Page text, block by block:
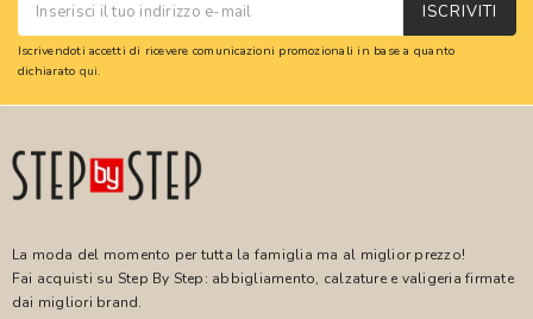
ISCRIVITI
Iscrivendoti accetti di ricevere comunicazioni promozionali in base a quanto
dichiarato qui.
La moda del momento per tutta la famiglia ma al miglior prezzo!
Fai acquisti su Step By Step: abbigliamento, calzature e valigeria firmate
dai migliori brand.